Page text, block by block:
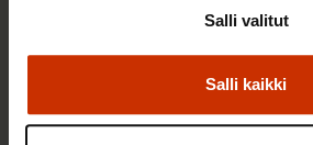
Salli kaikki
Salli valitut
jaksamista tukevaan